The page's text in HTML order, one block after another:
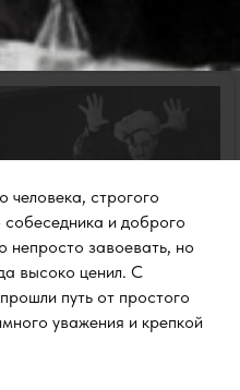
человека, строгого
и доброго
непросто завоевать, но
высоко ценил. С
путь от простого
уважения и крепкой